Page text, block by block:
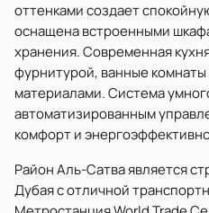
оттенками создает
оснащена встроенными
хранения. Современная
фурнитурой, ванные
материалами. Система
автоматизированным
комфорт и
Район Аль-Сатва является
Дубая с отличной